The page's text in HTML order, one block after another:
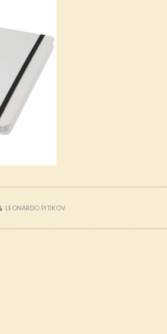
LEONARDO PITIKOV